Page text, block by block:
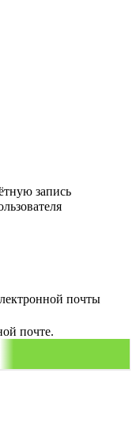
запись
почты
почте.